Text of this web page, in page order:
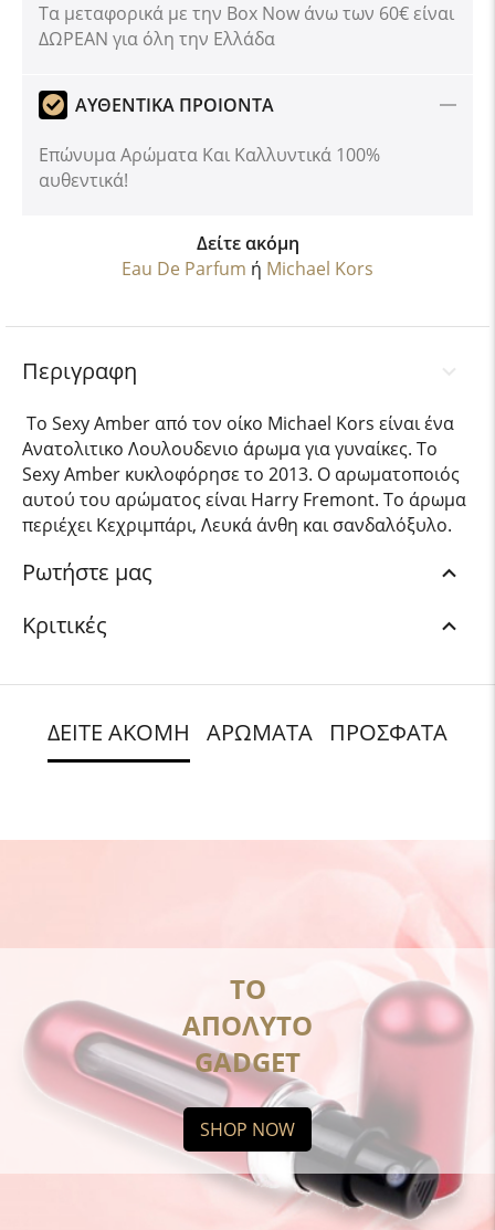
Tα μεταφορικά με την Box Now άνω των 60€ είναι
ΔΩΡΕΑΝ για όλη την Ελλάδα
ΑΥΘΕΝΤΙΚΑ ΠΡΟΙΟΝΤΑ
Επώνυμα Αρώματα Και Καλλυντικά 100%
αυθεντικά!
Δείτε ακόμη
Eau De Parfum ή Michael Kors
Περιγραφη
Το Sexy Amber από τον οίκο Michael Kors είναι ένα
Ανατολιτικο Λουλουδενιο άρωμα για γυναίκες. Το
Sexy Amber κυκλοφόρησε το 2013. Ο αρωματοποιός
αυτού του αρώματος είναι Harry Fremont. Το άρωμα
περιέχει Κεχριμπάρι, Λευκά άνθη και σανδαλόξυλο.
Ρωτήστε μας
Κριτικές
ΔΕΙΤΕ ΑΚΟΜΗ ΑΡΩΜΑΤΑ ΠΡΟΣΦΑΤΑ
ΤΟ
ΑΠΟΛΥΤΟ
GADGET
SHOP NOW